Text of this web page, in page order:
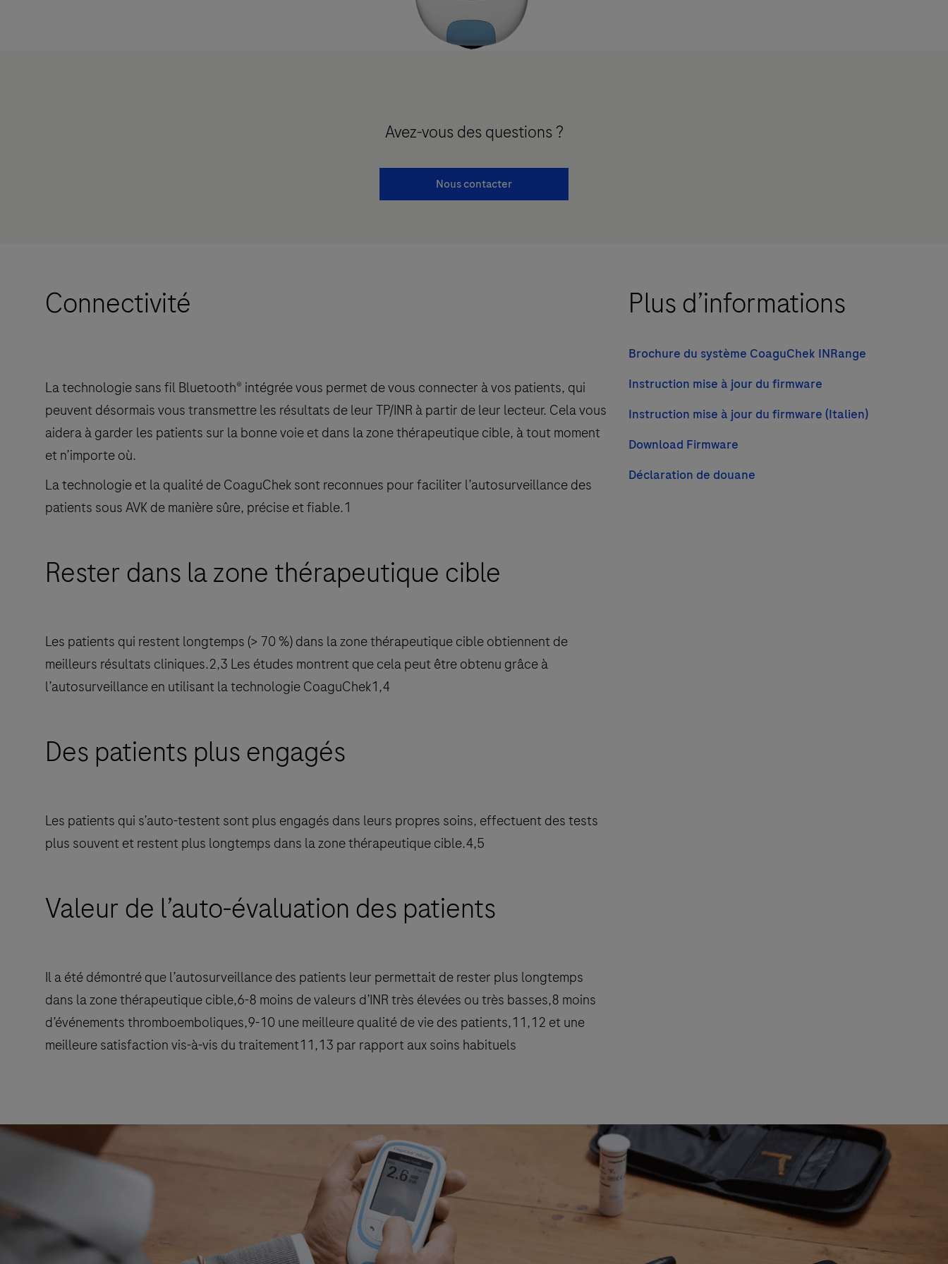
Avez-vous des questions ?
Nous contacter
Connectivité
La technologie sans fil Bluetooth® intégrée vous permet de vous connecter à vos patients, qui
peuvent désormais vous transmettre les résultats de leur TP/INR à partir de leur lecteur. Cela vous
aidera à garder les patients sur la bonne voie et dans la zone thérapeutique cible, à tout moment
et n’importe où.
La technologie et la qualité de CoaguChek sont reconnues pour faciliter l’autosurveillance des
patients sous AVK de manière sûre, précise et fiable.1
Rester dans la zone thérapeutique cible
Les patients qui restent longtemps (> 70 %) dans la zone thérapeutique cible obtiennent de
meilleurs résultats cliniques.2,3 Les études montrent que cela peut être obtenu grâce à
l’autosurveillance en utilisant la technologie CoaguChek1,4
Des patients plus engagés
Les patients qui s’auto-testent sont plus engagés dans leurs propres soins, effectuent des tests
plus souvent et restent plus longtemps dans la zone thérapeutique cible.4,5
Valeur de l’auto-évaluation des patients
Il a été démontré que l’autosurveillance des patients leur permettait de rester plus longtemps
dans la zone thérapeutique cible,6-8 moins de valeurs d’INR très élevées ou très basses,8 moins
d’événements thromboemboliques,9-10 une meilleure qualité de vie des patients,11,12 et une
meilleure satisfaction vis-à-vis du traitement11,13 par rapport aux soins habituels
Plus d’informations
Brochure du système CoaguChek INRange
Instruction mise à jour du firmware
Instruction mise à jour du firmware (Italien)
Download Firmware
Déclaration de douane